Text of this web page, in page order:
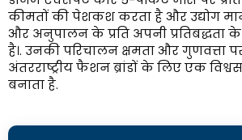
कीमतों की पेशकश करता है और उद्योग
और अनुपालन के प्रति अपनी प्रतिबद्धता
है।. उनकी परिचालन क्षमता और गुणवत्ता
अंतरराष्ट्रीय फैशन ब्रांडों के लिए एक
बनाता है.